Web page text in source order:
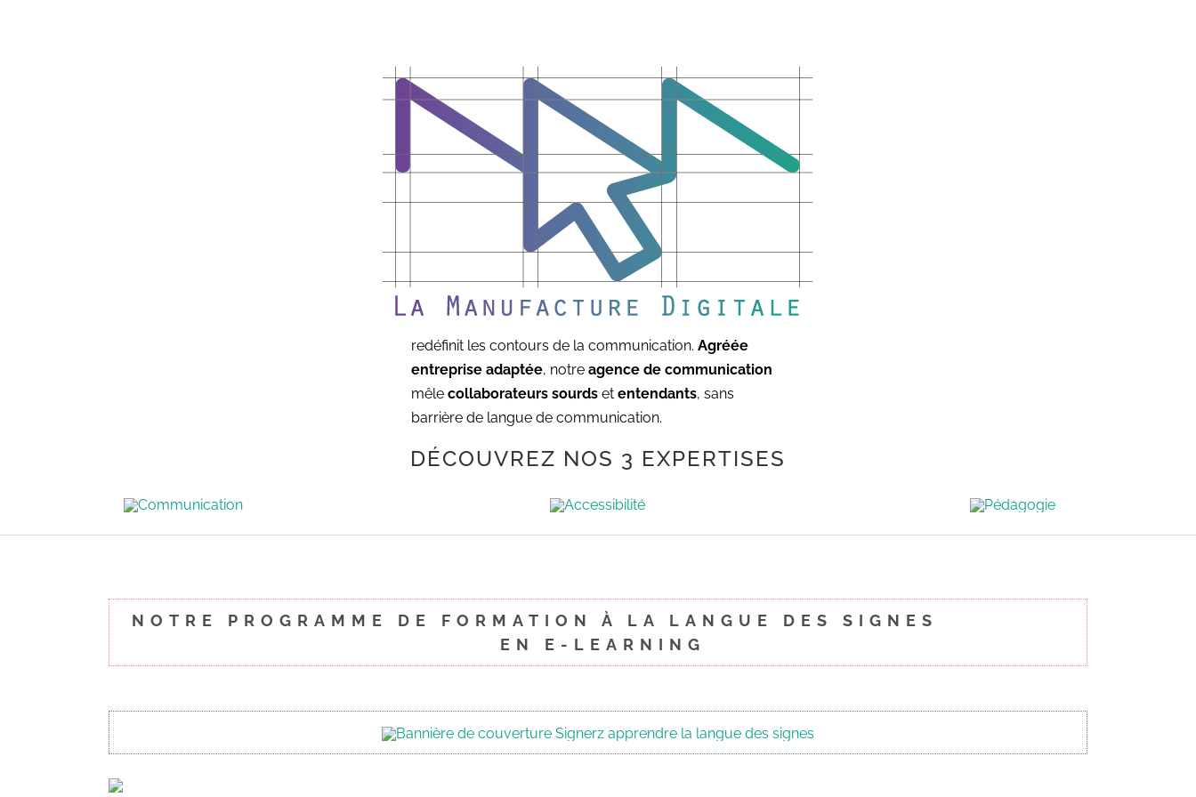
redéfinit les contours de la communication. Agréée
entreprise adaptée, notre agence de communication
mêle collaborateurs sourds et entendants, sans
barrière de langue de communication.
DÉCOUVREZ NOS 3 EXPERTISES
NOTRE PROGRAMME DE FORMATION À LA LANGUE DES SIGNES
EN E-LEARNING